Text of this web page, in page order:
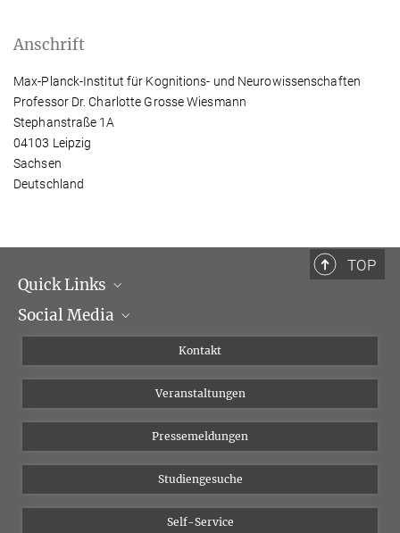
Anschrift
Max-Planck-Institut für Kognitions- und Neurowissenschaften
Professor Dr. Charlotte Grosse Wiesmann
Stephanstraße 1A
04103 Leipzig
Sachsen
Deutschland
TOP
Quick Links
Institutsleitung
Social Media
YouTube
Kontakt
Veranstaltungen
Pressemeldungen
Studiengesuche
Self-Service